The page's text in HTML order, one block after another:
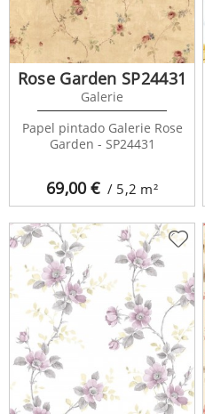
69,00€ / 5,2 m²
Rose Garden SP24431
Galerie
Papel pintado Galerie Rose
Garden - SP24431